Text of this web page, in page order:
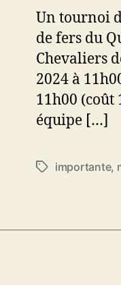
Un tournoi
de fers du
Chevaliers
2024 à
11h00 (coût
équipe […]
Étiquettes
importante,